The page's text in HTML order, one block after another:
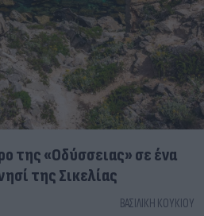
της «Οδύσσειας» σε ένα
της Σικελίας
ΒΑΣΙΛΙΚΉ ΚΟΥΚΊΟΥ